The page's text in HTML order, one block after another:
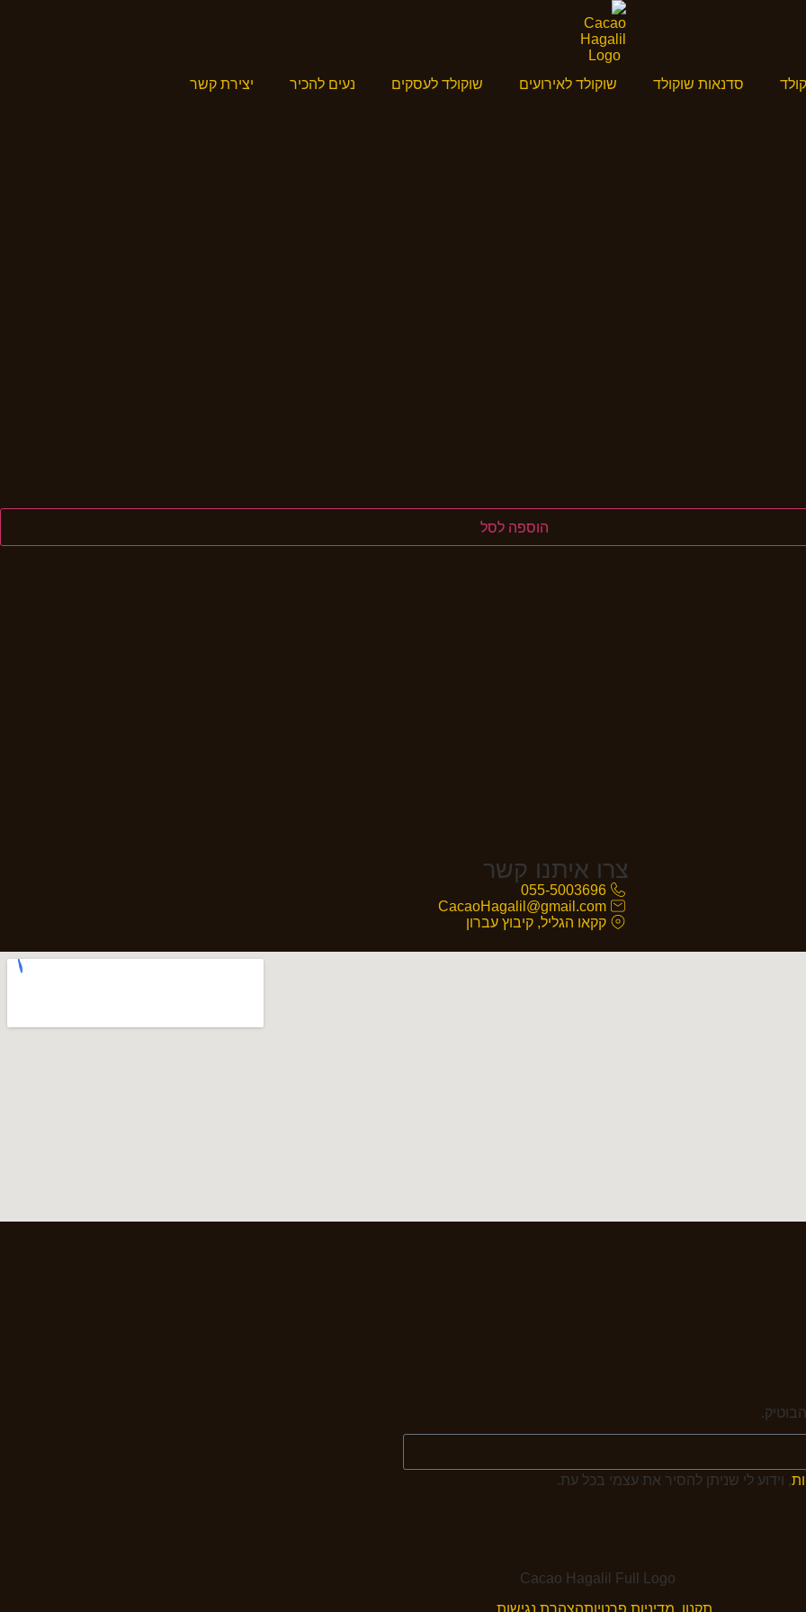
סדנאות שוקולד שוקולד לאירועים שוקולד לעסקים נעים להכיר יצירת קשר
הוספה לסל
צרו איתנו קשר
055-5003696
CacaoHagalil@gmail.com
קקאו הגליל, קיבוץ עברון
, וידוע לי שניתן להסיר את עצמי בכל עת.
תקנון, מדיניות פרטיותהצהרת נגישות